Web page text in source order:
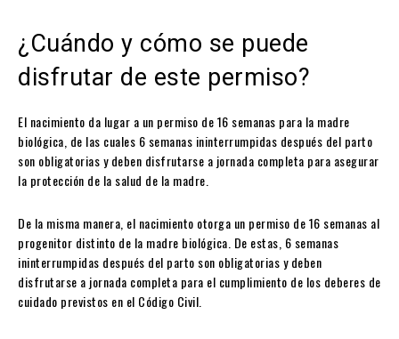
¿Cuándo y cómo se puede
disfrutar de este permiso?
El nacimiento da lugar a un permiso de 16 semanas para la madre
biológica, de las cuales 6 semanas ininterrumpidas después del parto
son obligatorias y deben disfrutarse a jornada completa para asegurar
la protección de la salud de la madre.
De la misma manera, el nacimiento otorga un permiso de 16 semanas al
progenitor distinto de la madre biológica. De estas, 6 semanas
ininterrumpidas después del parto son obligatorias y deben
disfrutarse a jornada completa para el cumplimiento de los deberes de
cuidado previstos en el Código Civil.